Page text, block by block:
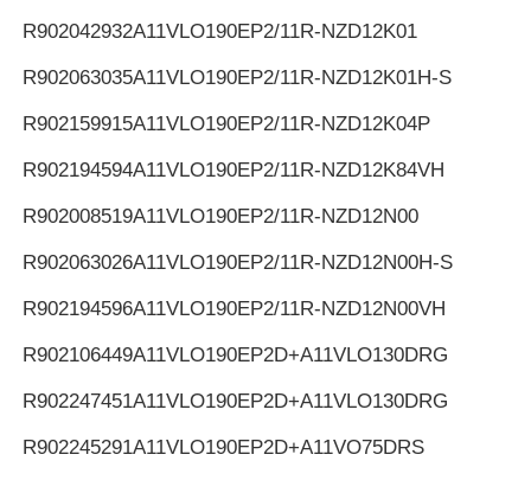
R902042932A11VLO190EP2/11R-NZD12K01
R902063035A11VLO190EP2/11R-NZD12K01H-S
R902159915A11VLO190EP2/11R-NZD12K04P
R902194594A11VLO190EP2/11R-NZD12K84VH
R902008519A11VLO190EP2/11R-NZD12N00
R902063026A11VLO190EP2/11R-NZD12N00H-S
R902194596A11VLO190EP2/11R-NZD12N00VH
R902106449A11VLO190EP2D+A11VLO130DRG
R902247451A11VLO190EP2D+A11VLO130DRG
R902245291A11VLO190EP2D+A11VO75DRS